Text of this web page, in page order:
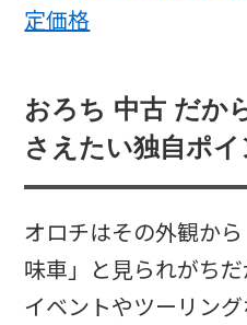
定価格
おろち 中古 だか
さえたい独自ポイ
オロチはその外観か
味車」と見られがち
イベントやツーリン